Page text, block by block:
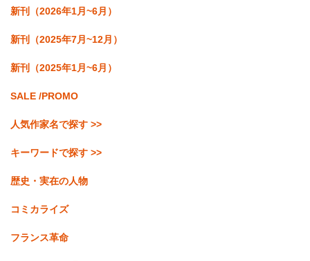
新刊（2026年1月~6月）
新刊（2025年7月~12月）
新刊（2025年1月~6月）
SALE /PROMO
人気作家名で探す >>
キーワードで探す >>
歴史・実在の人物
コミカライズ
フランス革命